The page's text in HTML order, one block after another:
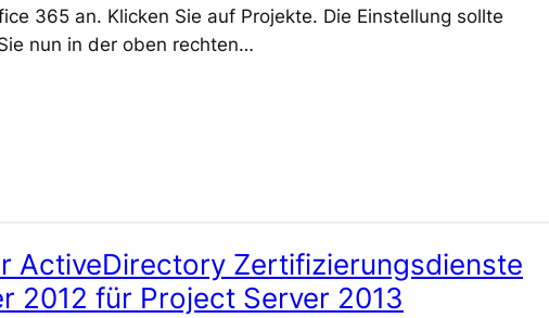
365 an. Klicken Sie auf Projekte. Die Einstellung sollte
nun in der oben rechten…
ActiveDirectory Zertifizierungsdienste
2012 für Project Server 2013